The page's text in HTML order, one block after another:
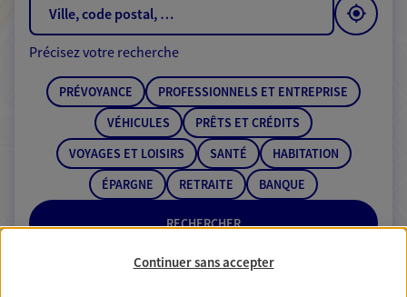
RECHERCHER
Précisez votre recherche
PRÉVOYANCE
PROFESSIONNELS ET ENTREPRISE
VÉHICULES
PRÊTS ET CRÉDITS
VOYAGES ET LOISIRS
SANTÉ
HABITATION
ÉPARGNE
RETRAITE BANQUE
Continuer sans accepter